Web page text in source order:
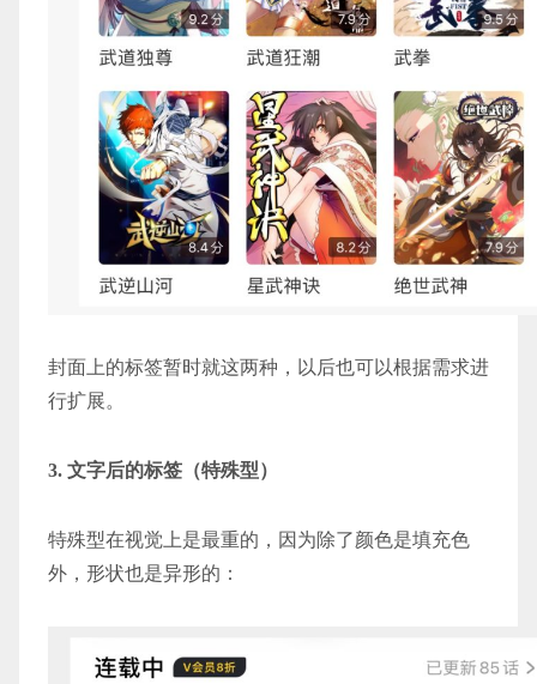
封面上的标签暂时就这两种，以后也可以根据需求进
行扩展。
3. 文字后的标签（特殊型）
特殊型在视觉上是最重的，因为除了颜色是填充色
外，形状也是异形的：